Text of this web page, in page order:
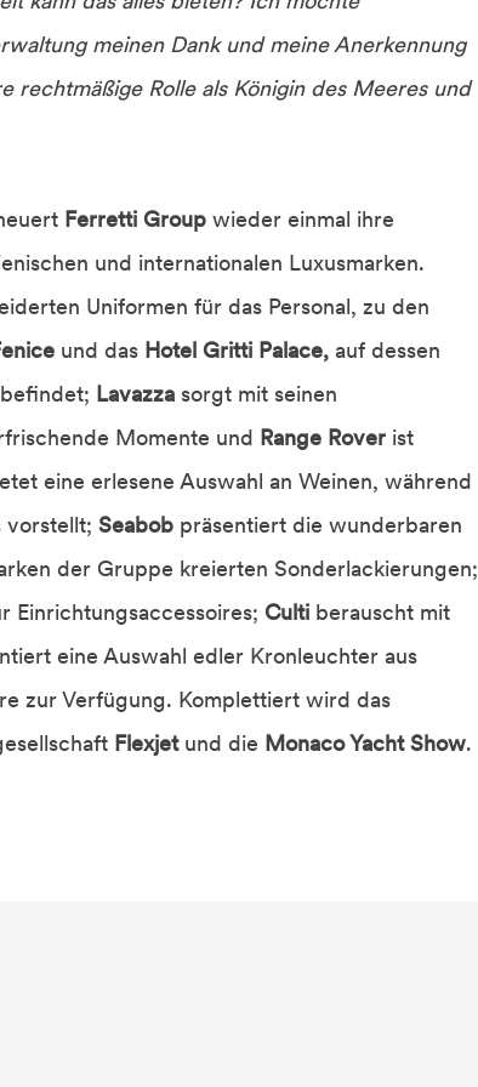
meinen Dank und meine Anerkennung
rechtmäßige Rolle als Königin des Meeres und
Ferretti Group wieder einmal ihre
und internationalen Luxusmarken.
Uniformen für das Personal, zu den
und das Hotel Gritti Palace, auf dessen
Lavazza sorgt mit seinen
Momente und Range Rover ist
eine erlesene Auswahl an Weinen, während
vorstellt; Seabob präsentiert die wunderbaren
der Gruppe kreierten Sonderlackierungen;
Einrichtungsaccessoires; Culti berauscht mit
eine Auswahl edler Kronleuchter aus
zur Verfügung. Komplettiert wird das
Flexjetund die Monaco Yacht Show.